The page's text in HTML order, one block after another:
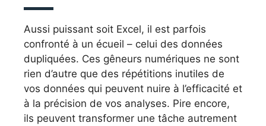
Aussi puissant soit Excel, il est parfois
confronté à un écueil – celui des données
dupliquées. Ces gêneurs numériques ne sont
rien d’autre que des répétitions inutiles de
vos données qui peuvent nuire à l’efficacité et
à la précision de vos analyses. Pire encore,
ils peuvent transformer une tâche autrement